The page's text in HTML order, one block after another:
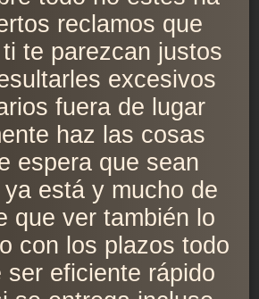
reclamos que
te parezcan justos
excesivos
fuera de lugar
haz las cosas
espera que sean
ya está y mucho de
que ver también lo
con los plazos todo
ser eficiente rápido